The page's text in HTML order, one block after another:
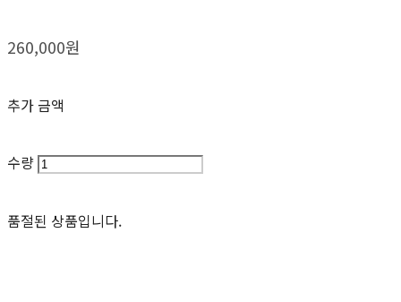
260,000원
추가 금액
수량
품절된 상품입니다.